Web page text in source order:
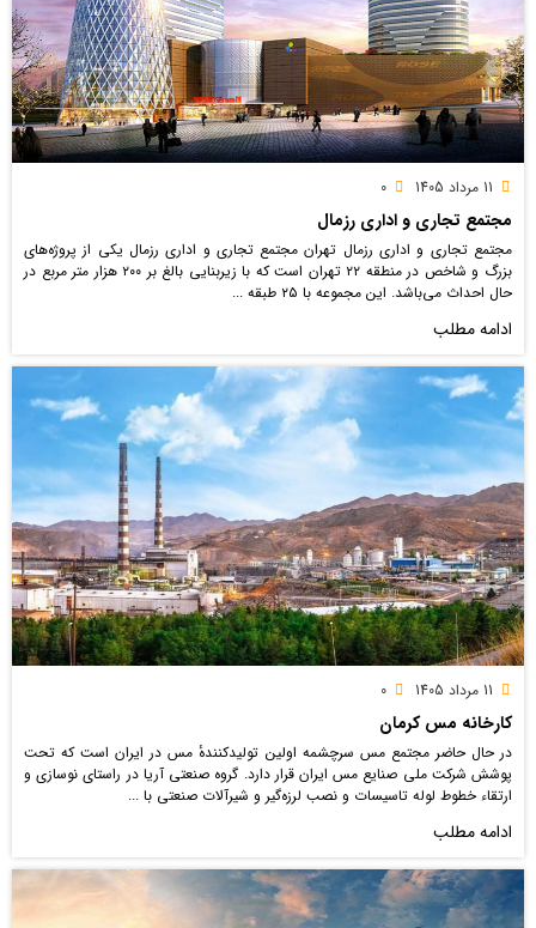
مجتمع تجاری و اداری رزمال
مجتمع تجاری و اداری رزمال تهران مجتمع تجاری و اداری رزمال یکی از پروژه‌های
بزرگ و شاخص در منطقه ۲۲ تهران است که با زیربنایی بالغ بر ۲۰۰ هزار متر مربع در
حال احداث می‌باشد. این مجموعه با ۲۵ طبقه ...
ادامه مطلب
کارخانه مس کرمان
در حال حاضر مجتمع مس سرچشمه اولین تولیدکنندهٔ مس در ایران است که تحت
پوشش شرکت ملی صنایع مس ایران قرار دارد. گروه صنعتی آریا در راستای نوسازی و
ارتقاء خطوط لوله تاسیسات و نصب لرزه‌گیر و شیرآلات صنعتی با ...
ادامه مطلب